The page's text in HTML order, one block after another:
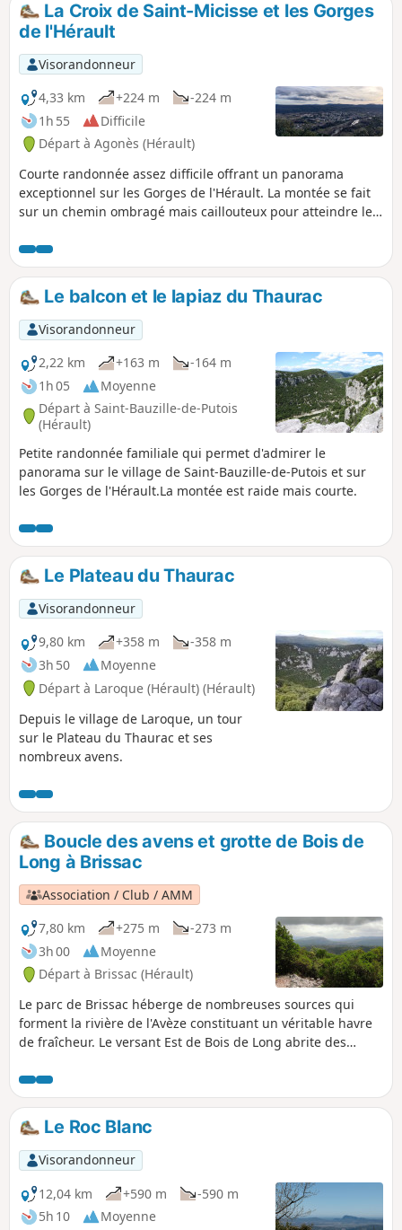
p
La Croix de Saint-Micisse et les Gorges
de l'Hérault
Visorandonneur
4,33 km
+224 m
-224 m
1h 55
Difficile
Départ à Agonès (Hérault)
Courte randonnée assez difficile offrant un panorama
exceptionnel sur les Gorges de l'Hérault. La montée se fait
sur un chemin ombragé mais caillouteux pour atteindre le
généralement bien marqué sauf sur une portion. Mise en
garde modérateur au 02/04/2021 : Attention ! Certains
passages envahis par le végétation ; voir les avis sur cette
rando en bas de page
Le balcon et le lapiaz du Thaurac
Visorandonneur
2,22 km
+163 m
-164 m
1h 05
Moyenne
Départ à Saint-Bauzille-de-Putois
(Hérault)
Petite randonnée familiale qui permet d'admirer le
panorama sur le village de Saint-Bauzille-de-Putois et sur
les Gorges de l'Hérault.La montée est raide mais courte.
Le Plateau du Thaurac
Visorandonneur
9,80 km
+358 m
-358 m
3h 50
Moyenne
Départ à Laroque (Hérault) (Hérault)
Depuis le village de Laroque, un tour
sur le Plateau du Thaurac et ses
nombreux avens.
Boucle des avens et grotte de Bois de
Long à Brissac
Association / Club / AMM
7,80 km
+275 m
-273 m
3h 00
Moyenne
Départ à Brissac (Hérault)
Le parc de Brissac héberge de nombreuses sources qui
forment la rivière de l'Avèze constituant un véritable havre
de fraîcheur. Le versant Est de Bois de Long abrite des
l'Aven de la Dame, la Grotte de Bois Long et l'Abîme de
Rabanel.
Le Roc Blanc
Visorandonneur
12,04 km
+590 m
-590 m
5h 10
Moyenne